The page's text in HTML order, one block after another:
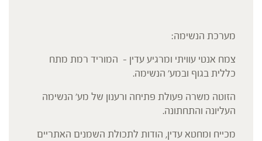
מערכת הנשימה:
צמח אנטי עוויתי ומרגיע עדין – המוריד רמת מתח
כללית בגוף ובמע' הנשימה.
הזוטה משרה פעולת פתיחה ורענון של מע' הנשימה
העליונה והתחתונה.
מכייח ומחטא עדין, הודות לתכולת השמנים האתריים